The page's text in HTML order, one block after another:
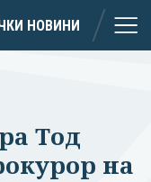
НОВИНИ
Тод
на